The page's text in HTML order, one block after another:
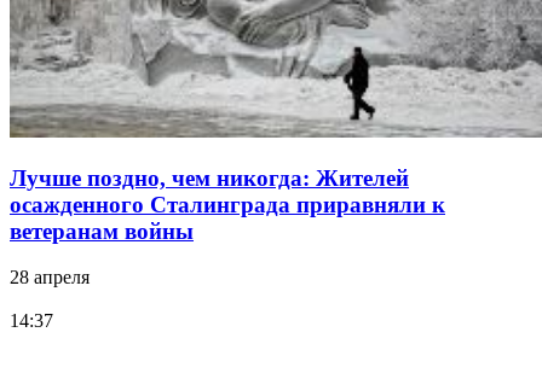
Лучше поздно, чем никогда: Жителей
осажденного Сталинграда приравняли к
ветеранам войны
28 апреля
14:37